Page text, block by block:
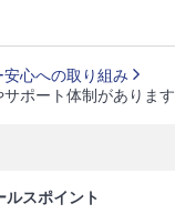
心への取り組み
ポート体制があります
ルスポイント